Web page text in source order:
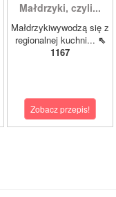
Małdrzyki, czyli...
Małdrzykiwywodzą się z
regionalnej kuchni... ⇖
1167
Zobacz przepis!